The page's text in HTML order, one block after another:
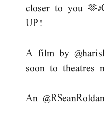
closer to you 🫶
UP!
A film by
soon to theatres
An